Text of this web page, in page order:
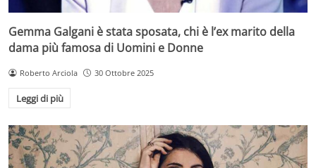
Gemma Galgani è stata sposata, chi è l’ex marito della
dama più famosa di Uomini e Donne
Roberto Arciola 30 Ottobre 2025
Leggi di più